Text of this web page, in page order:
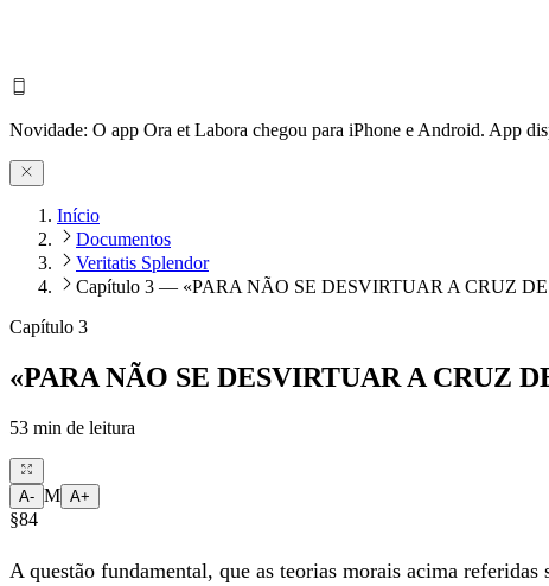
Novidade: O app Ora et Labora chegou para iPhone e Android. App
Início
Documentos
Veritatis Splendor
Capítulo 3 — «PARA NÃO SE DESVIRTUAR A CRUZ DE
Capítulo 3
«PARA NÃO SE DESVIRTUAR A CRUZ
53 min de leitura
A- M A+
§84
A questão fundamental, que as teorias morais acima